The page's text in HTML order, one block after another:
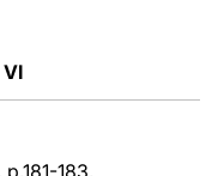
VI
p.181-183.